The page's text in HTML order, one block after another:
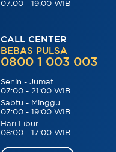
07:00 - 19:00 WIB
CALL CENTER
BEBAS PULSA
0800 1 003 003
Senin - Jumat
07:00 - 21:00 WIB
Sabtu - Minggu
07:00 - 19:00 WIB
Hari Libur
08:00 - 17:00 WIB